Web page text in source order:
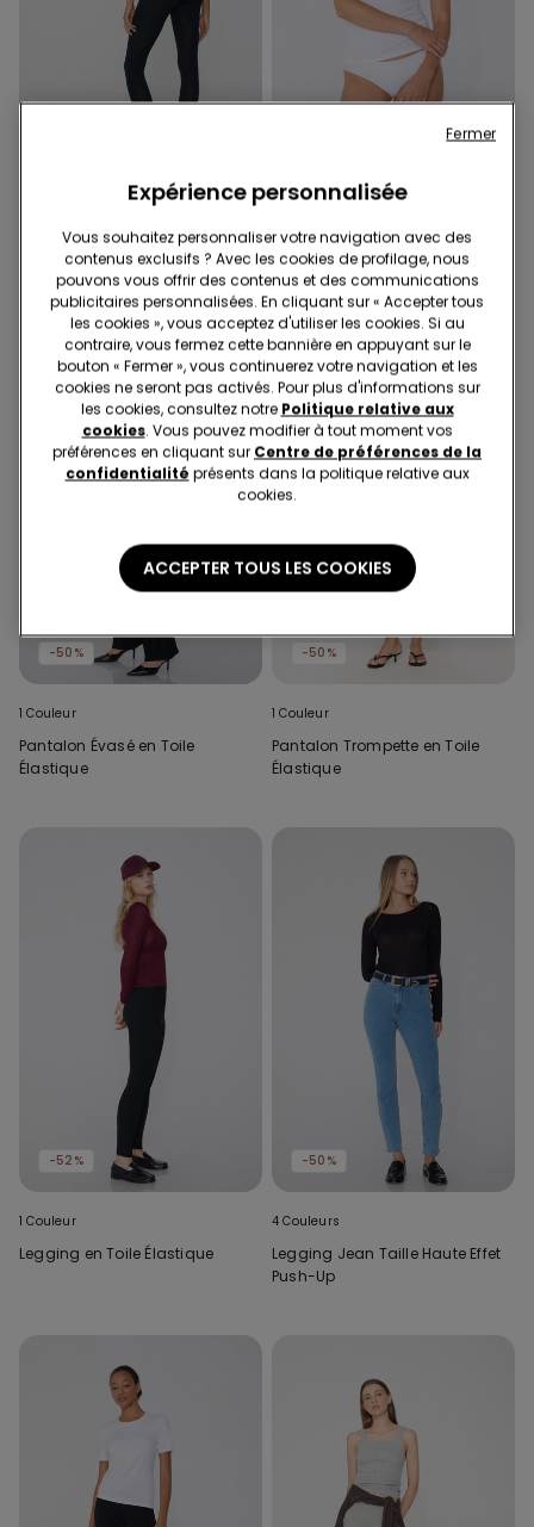
Leggings en Coton Biologique
11 Couleurs
Débardeur Stretch Coton
Biologique Col Rond
-50%
1 Couleur
Pantalon Évasé en Toile
Élastique
-50%
1 Couleur
Pantalon Trompette en Toile
Élastique
-52%
1 Couleur
Legging en Toile Élastique
-50%
4 Couleurs
Legging Jean Taille Haute Effet
Push-Up
Expérience personnalisée
Vous souhaitez personnaliser votre navigation avec des
contenus exclusifs ? Avec les cookies de profilage, nous
pouvons vous offrir des contenus et des communications
publicitaires personnalisées. En cliquant sur « Accepter tous
les cookies », vous acceptez d'utiliser les cookies. Si au
contraire, vous fermez cette bannière en appuyant sur le
bouton « Fermer », vous continuerez votre navigation et les
cookies ne seront pas activés. Pour plus d'informations sur
les cookies, consultez notre Politique relative aux
cookies. Vous pouvez modifier à tout moment vos
préférences en cliquant sur Centre de préférences de la
confidentialité présents dans la politique relative aux
cookies.
ACCEPTER TOUS LES COOKIES
Fermer